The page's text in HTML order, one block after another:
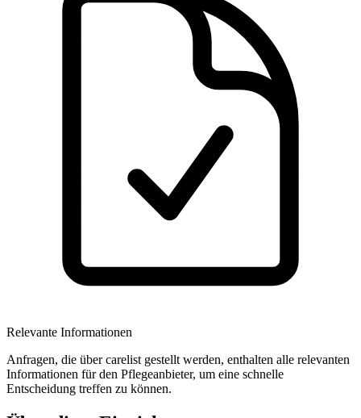
Relevante Informationen
Anfragen, die über carelist gestellt werden, enthalten alle relevanten
Informationen für den Pflegeanbieter, um eine schnelle
Entscheidung treffen zu können.